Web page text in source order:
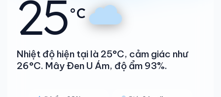
25°C
Nhiệt độ hiện tại là 25°C, cảm giác như
26°C. Mây Đen U Ám, độ ẩm 93%.